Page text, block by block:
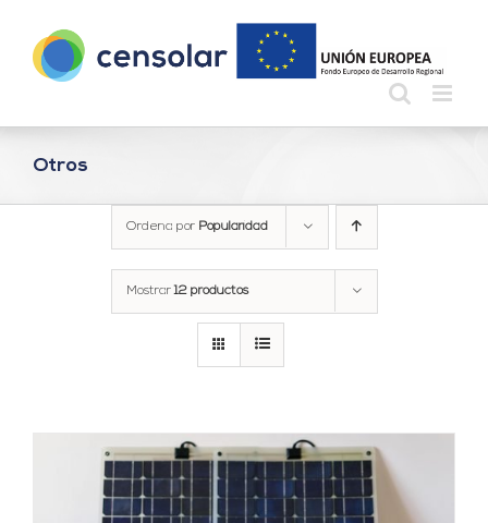
contenido
Otros
Ordena por Popularidad
Mostrar12 productos